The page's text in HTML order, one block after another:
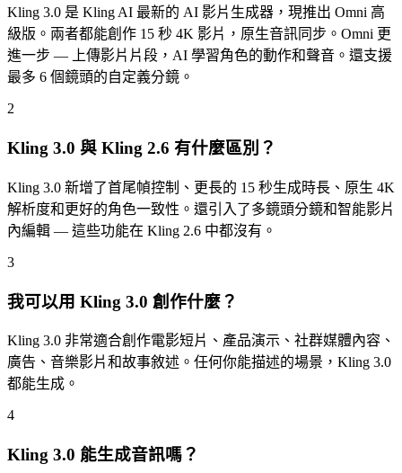
Kling 3.0 是 Kling AI 最新的 AI 影片生成器，現推出 Omni 高
級版。兩者都能創作 15 秒 4K 影片，原生音訊同步。Omni 更
進一步 — 上傳影片片段，AI 學習角色的動作和聲音。還支援
最多 6 個鏡頭的自定義分鏡。
2
Kling 3.0 與 Kling 2.6 有什麼區別？
Kling 3.0 新增了首尾幀控制、更長的 15 秒生成時長、原生 4K
解析度和更好的角色一致性。還引入了多鏡頭分鏡和智能影片
內編輯 — 這些功能在 Kling 2.6 中都沒有。
3
我可以用 Kling 3.0 創作什麼？
Kling 3.0 非常適合創作電影短片、產品演示、社群媒體內容、
廣告、音樂影片和故事敘述。任何你能描述的場景，Kling 3.0
都能生成。
4
Kling 3.0 能生成音訊嗎？